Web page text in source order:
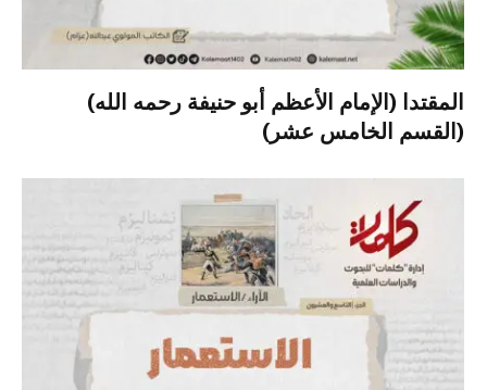
المقتدا (الإمام الأعظم أبو حنيفة رحمه الله)
(القسم الخامس عشر)